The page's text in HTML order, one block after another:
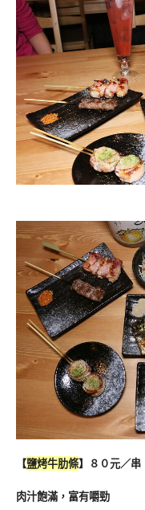
【鹽烤牛肋條】８０元／串
肉汁飽滿，富有嚼勁